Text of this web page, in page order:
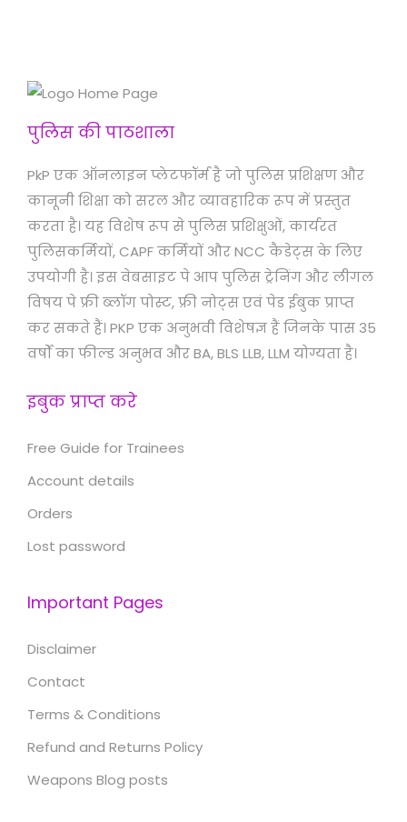
पुलिस की पाठशाला
PkP एक ऑनलाइन प्लेटफॉर्म है जो पुलिस प्रशिक्षण और
कानूनी शिक्षा को सरल और व्यावहारिक रूप में प्रस्तुत
करता है। यह विशेष रूप से पुलिस प्रशिक्षुओं, कार्यरत
पुलिसकर्मियों, CAPF कर्मियों और NCC कैडेट्स के लिए
उपयोगी है। इस वेबसाइट पे आप पुलिस ट्रेनिंग और लीगल
विषय पे फ्री ब्लॉग पोस्ट, फ्री नोट्स एवं पेड ईबुक प्राप्त
कर सकते हैं। PKP एक अनुभवी विशेषज्ञ हैं जिनके पास 35
वर्षों का फील्ड अनुभव और BA, BLS LLB, LLM योग्यता है।
इबुक प्राप्त करे
Free Guide for Trainees
Account details
Orders
Lost password
Important Pages
Disclaimer
Contact
Terms & Conditions
Refund and Returns Policy
Weapons Blog posts